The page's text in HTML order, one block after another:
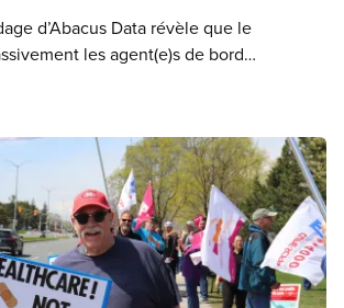
d’Abacus Data révèle que le
les agent(e)s de bord